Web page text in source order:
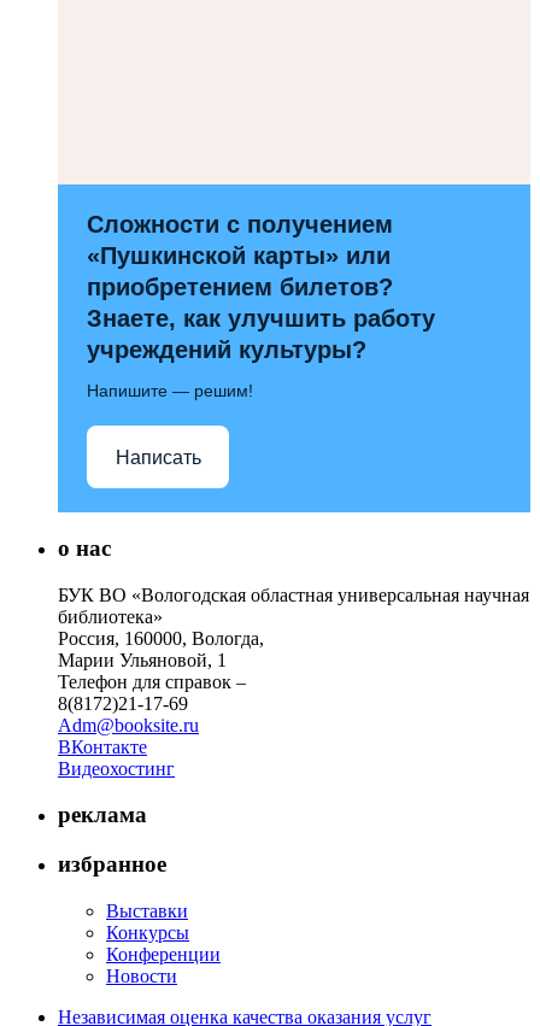
Сложности с получением
«Пушкинской карты» или
приобретением билетов?
Знаете, как улучшить работу
учреждений культуры?
Напишите — решим!
Написать
о нас
БУК ВО «Вологодская областная универсальная научная
библиотека»
Россия, 160000, Вологда,
Марии Ульяновой, 1
Телефон для справок –
8(8172)21-17-69
Adm@booksite.ru
ВКонтакте
Видеохостинг
реклама
избранное
Выставки
Конкурсы
Конференции
Новости
Независимая оценка качества оказания услуг